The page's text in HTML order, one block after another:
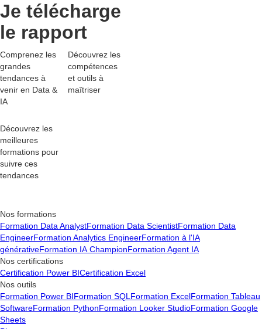
Je télécharge
le rapport
Comprenez les
grandes
tendances à
venir en Data &
IA
Découvrez les
compétences
et outils à
maîtriser
Découvrez les
meilleures
formations pour
suivre ces
tendances
Nos formations
Formation Data AnalystFormation Data ScientistFormation Data
EngineerFormation Analytics EngineerFormation à l'IA
générativeFormation IA ChampionFormation Agent IA
Nos certifications
Certification Power BICertification Excel
Nos outils
Formation Power BIFormation SQL Formation ExcelFormation Tableau
SoftwareFormation PythonFormation Looker StudioFormation Google
Sheets